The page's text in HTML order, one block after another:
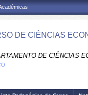
DE CIÊNCIAS
DE CIÊNCIAS